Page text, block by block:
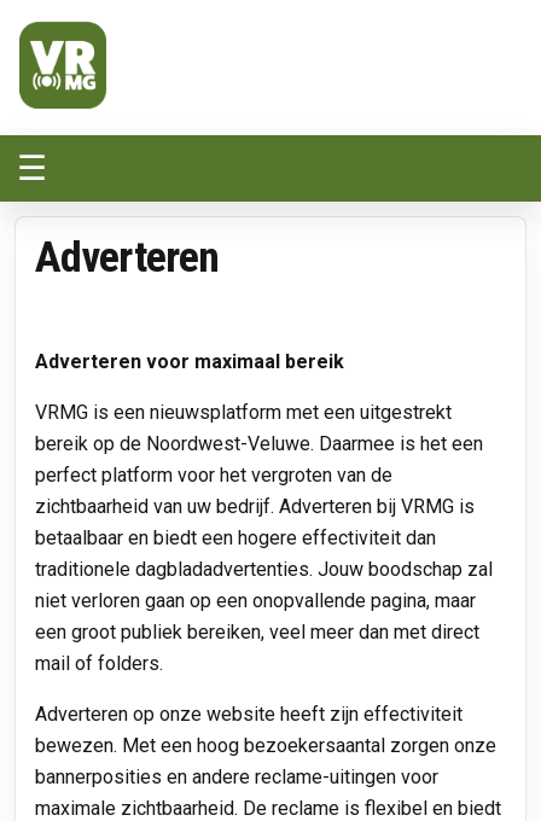
☰
Adverteren
Adverteren voor maximaal bereik
VRMG is een nieuwsplatform met een uitgestrekt
bereik op de Noordwest-Veluwe. Daarmee is het een
perfect platform voor het vergroten van de
zichtbaarheid van uw bedrijf. Adverteren bij VRMG is
betaalbaar en biedt een hogere effectiviteit dan
traditionele dagbladadvertenties. Jouw boodschap zal
niet verloren gaan op een onopvallende pagina, maar
een groot publiek bereiken, veel meer dan met direct
mail of folders.
Adverteren op onze website heeft zijn effectiviteit
bewezen. Met een hoog bezoekersaantal zorgen onze
bannerposities en andere reclame-uitingen voor
maximale zichtbaarheid. De reclame is flexibel en biedt